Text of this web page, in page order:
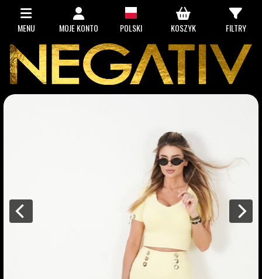
MENU MOJE KONTO POLSKI KOSZYK FILTRY